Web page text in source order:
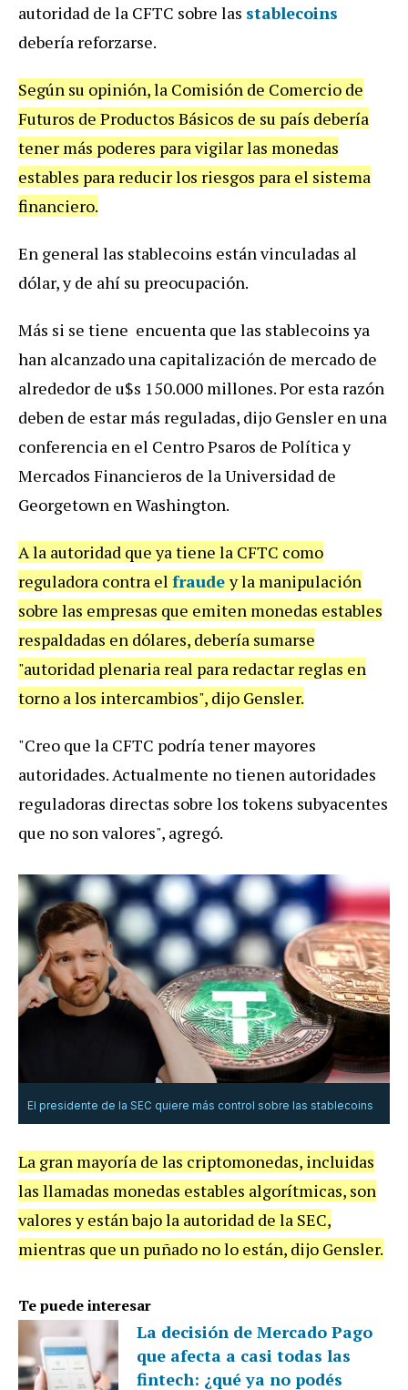
autoridad de la CFTC sobre las stablecoins
debería reforzarse.
Según su opinión, la Comisión de Comercio de
Futuros de Productos Básicos de su país debería
tener más poderes para vigilar las monedas
estables para reducir los riesgos para el sistema
financiero.
En general las stablecoins están vinculadas al
dólar, y de ahí su preocupación.
Más si se tiene encuenta que las stablecoins ya
han alcanzado una capitalización de mercado de
alrededor de u$s 150.000 millones. Por esta razón
deben de estar más reguladas, dijo Gensler en una
conferencia en el Centro Psaros de Política y
Mercados Financieros de la Universidad de
Georgetown en Washington.
A la autoridad que ya tiene la CFTC como
reguladora contra el fraudey la manipulación
sobre las empresas que emiten monedas estables
respaldadas en dólares, debería sumarse
"autoridad plenaria real para redactar reglas en
torno a los intercambios", dijo Gensler.
"Creo que la CFTC podría tener mayores
autoridades. Actualmente no tienen autoridades
reguladoras directas sobre los tokens subyacentes
que no son valores", agregó.
El presidente de la SEC quiere más control sobre las stablecoins
La gran mayoría de las criptomonedas, incluidas
las llamadas monedas estables algorítmicas, son
valores y están bajo la autoridad de la SEC,
mientras que un puñado no lo están, dijo Gensler.
Te puede interesar
La decisión de Mercado Pago
que afecta a casi todas las
fintech: ¿qué ya no podés